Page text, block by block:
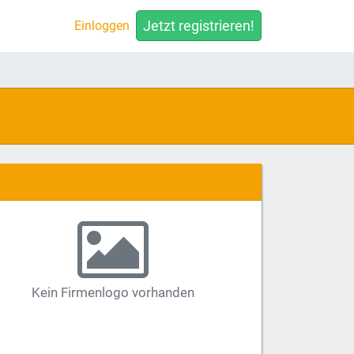
Einloggen Jetzt registrieren!
Kein Firmenlogo vorhanden